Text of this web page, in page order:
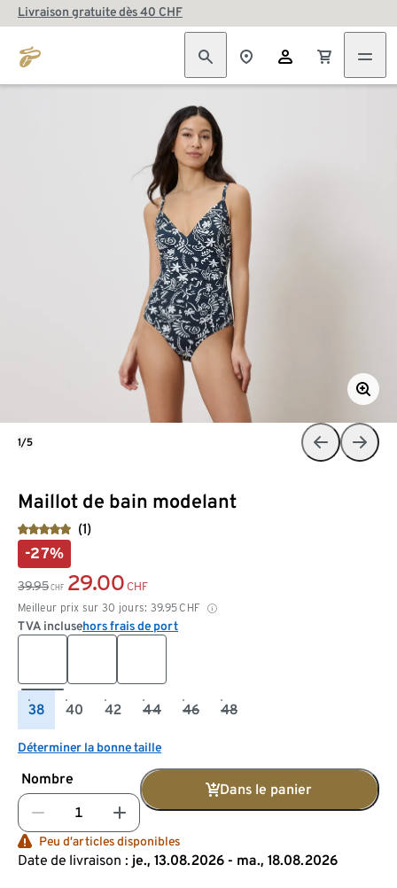
Livraison gratuite dès 40 CHF
Maillot de bain modelant
(1)
-27%
39.95 CHF 29.00 CHF
Meilleur prix sur 30 jours: 39.95CHF
TVA inclusehors frais de port
38 40 42 44 46 48
Déterminer la bonne taille
Nombre
Dans le panier
Peu d’articles disponibles
Date de livraison : je., 13.08.2026 - ma., 18.08.2026
1/5